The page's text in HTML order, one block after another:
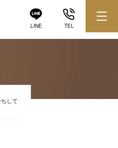
LINE TEL
して